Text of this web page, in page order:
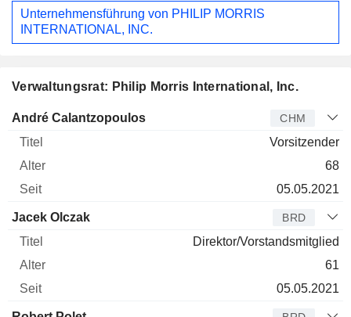
Unternehmensführung von PHILIP MORRIS
INTERNATIONAL, INC.
Verwaltungsrat: Philip Morris International, Inc.
Verwaltungsratsmitglied
André Calantzopoulos CHM
Vorsitzender
68
05.05.2021
Jacek Olczak BRD
Direktor/Vorstandsmitglied
61
05.05.2021